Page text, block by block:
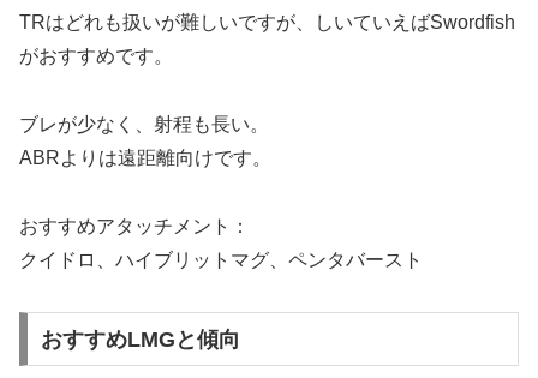
TRはどれも扱いが難しいですが、しいていえばSwordfish
がおすすめです。
ブレが少なく、射程も長い。
ABRよりは遠距離向けです。
おすすめアタッチメント：
クイドロ、ハイブリットマグ、ペンタバースト
おすすめLMGと傾向